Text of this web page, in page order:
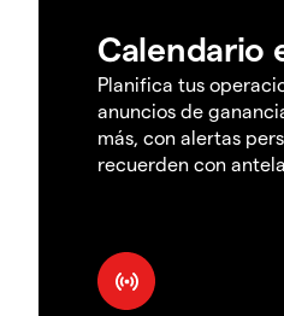
Calendario
Planifica tus
anuncios de
más, con alertas
recuerden con